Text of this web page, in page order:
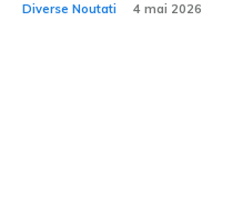
Diverse Noutati 4 mai 2026